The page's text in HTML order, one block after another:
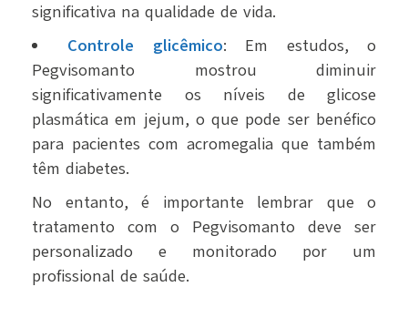
significativa na qualidade de vida.
Controle glicêmico: Em estudos, o
Pegvisomanto mostrou diminuir
significativamente os níveis de glicose
plasmática em jejum, o que pode ser benéfico
para pacientes com acromegalia que também
têm diabetes.
No entanto, é importante lembrar que o
tratamento com o Pegvisomanto deve ser
personalizado e monitorado por um
profissional de saúde.